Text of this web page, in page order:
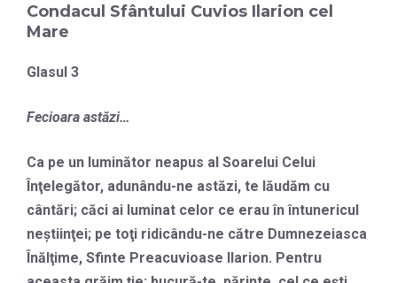
Condacul Sfântului Cuvios Ilarion cel
Mare
Glasul 3
Fecioara astăzi…
Ca pe un luminător neapus al Soarelui Celui
Înţelegător, adunându-ne astăzi, te lăudăm cu
cântări; căci ai luminat celor ce erau în întunericul
neştiinţei; pe toţi ridicându-ne către Dumnezeiasca
Înălţime, Sfinte Preacuvioase Ilarion. Pentru